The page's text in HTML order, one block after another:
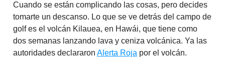
Cuando se están complicando las cosas, pero decides
tomarte un descanso. Lo que se ve detrás del campo de
golf es el volcán Kilauea, en Hawái, que tiene como
dos semanas lanzando lava y ceniza volcánica. Ya las
autoridades declararon Alerta Roja por el volcán.